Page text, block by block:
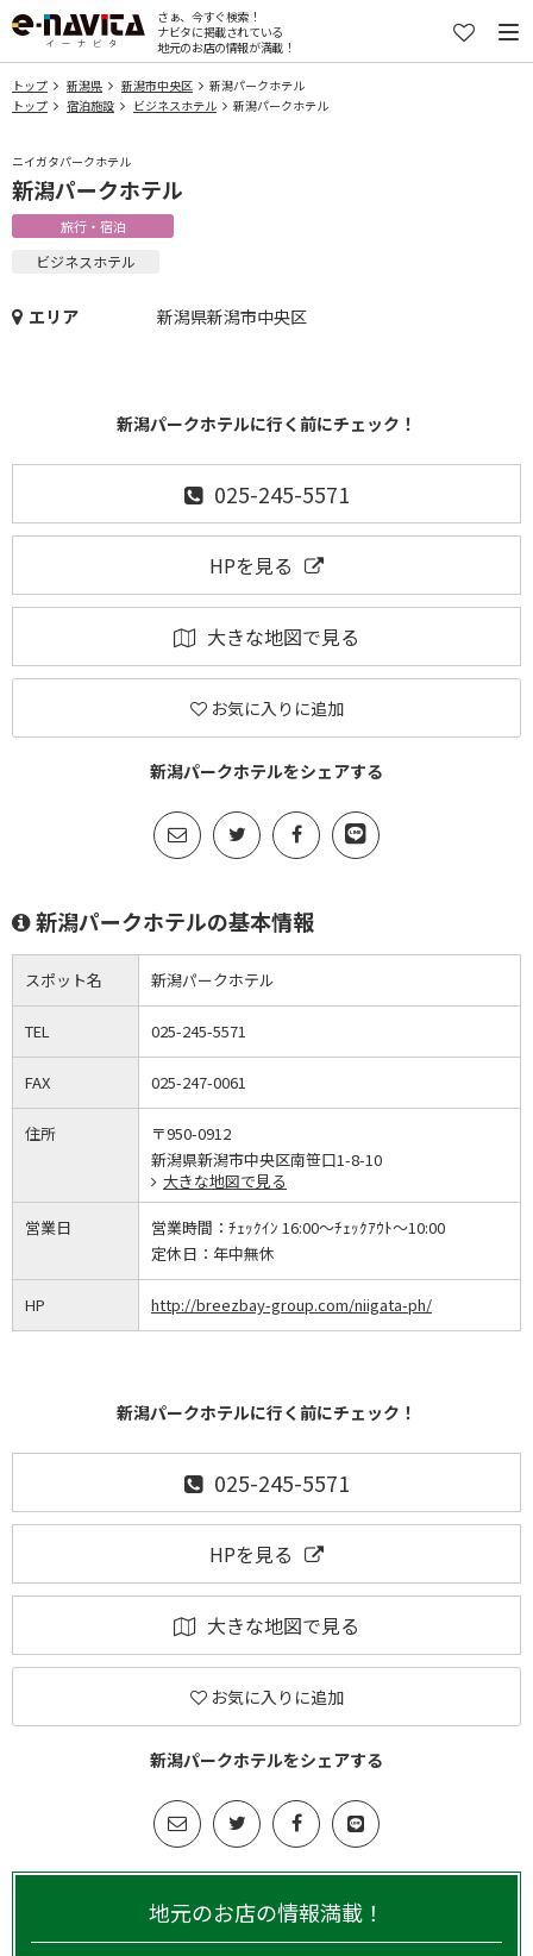
さぁ、今すぐ検索！
ナビタに掲載されている
地元のお店の情報が満載！
トップ 新潟県 新潟市中央区
新潟パークホテル
トップ
宿泊施設 ビジネスホテル 新潟パークホテル
ニイガタパークホテル
新潟パークホテル
旅行・宿泊
ビジネスホテル
エリア 新潟県新潟市中央区
新潟パークホテルに行く前にチェック！
025-245-5571
HPを見る
大きな地図で見る
お気に入りに追加
新潟パークホテルをシェアする
新潟パークホテルの基本情報
スポット名 新潟パークホテル
TEL 025-245-5571
FAX 025-247-0061
住所
〒950-0912
新潟県新潟市中央区南笹口1-8-10
大きな地図で見る
営業日 営業時間： ﾁｪｯｸｲﾝ 16:00～ﾁｪｯｸｱｳﾄ～10:00
定休日： 年中無休
HP http://breezbay-group.com/niigata-ph/
新潟パークホテルに行く前にチェック！
025-245-5571
HPを見る
大きな地図で見る
お気に入りに追加
新潟パークホテルをシェアする
地元のお店の情報満載！